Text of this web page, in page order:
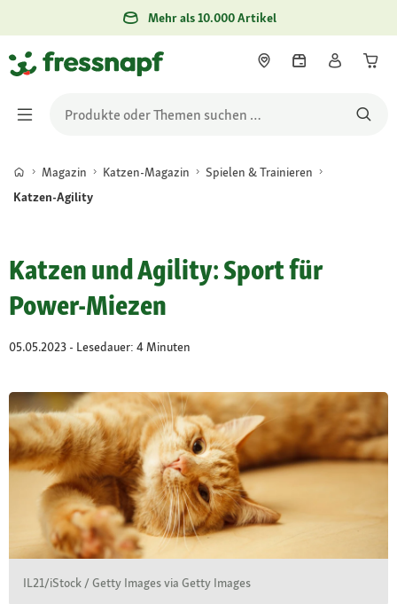
Mehr als 10.000 Artikel
Magazin Katzen-Magazin
Spielen & Trainieren
Katzen-Agility
Katzen und Agility: Sport für
Power-Miezen
05.05.2023 - Lesedauer: 4 Minuten
IL21/iStock / Getty Images via Getty Images